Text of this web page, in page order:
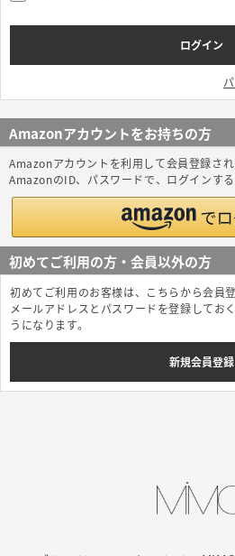
Amazonアカウントをお持ちの方
Amazonアカウントを利用して会員登録され
AmazonのID、パスワードで、ログインする
初めてご利用の方・会員以外の方
初めてご利用のお客様は、こちらから会員
メールアドレスとパスワードを登録してお
うになります。